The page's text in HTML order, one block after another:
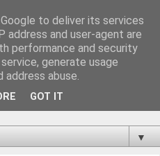
susceptible de nous faire
utilisons la par des moyens
temps qu'on remplisse nos
▼
to deliver its services
address and user-agent are
performance and security
generate usage
abuse.
GOT IT